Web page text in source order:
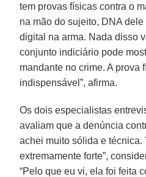
tem provas físicas contra o
na mão do sujeito, DNA
digital na arma. Nada disso
conjunto indiciário pode
mandante no crime. A prova
indispensável”, afirma.
Os dois especialistas
avaliam que a denúncia
achei muito sólida e técnica.
extremamente forte”,
“Pelo que eu vi, ela foi feita